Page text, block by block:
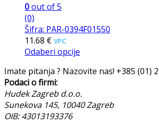
0out of 5
(0)
Šifra: PAR-0394F01550
11.68 € VPC
Odaberi opcije
Imate pitanja ? Nazovite nas! +385 (01)
Podaci o firmi:
Hudek Zagreb d.o.o.
Sunekova 145, 10040 Zagreb
OIB: 43013193376